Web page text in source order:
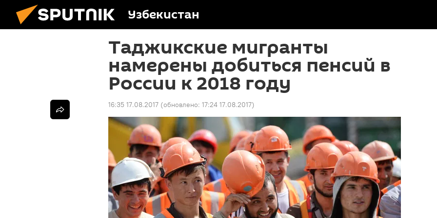
Узбекистан
Таджикские мигранты
намерены добиться пенсий в
России к 2018 году
16:35 17.08.2017 (обновлено: 17:24 17.08.2017)